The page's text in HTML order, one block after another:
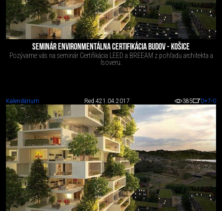
SEMINÁR ENVIRONMENTÁLNA CERTIFIKÁCIA BUDOV - KOŠICE
Pozývame vás na seminár Certifikácia LEED a BREEAM z pohľadu architekta a
Isoveru.
Kalendárium Red 421.04.2017 385 0+7-0